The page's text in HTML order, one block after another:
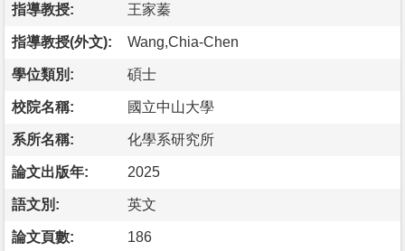
指導教授: 王家蓁
指導教授(外文): Wang,Chia-Chen
學位類別: 碩士
校院名稱: 國立中山大學
系所名稱: 化學系研究所
論文出版年: 2025
語文別: 英文
論文頁數: 186